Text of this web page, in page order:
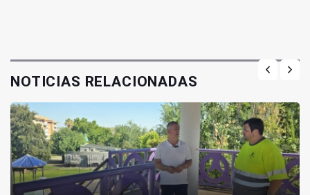
NOTICIAS RELACIONADAS